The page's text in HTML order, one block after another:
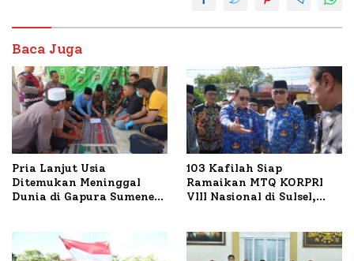
Baca Juga
Pria Lanjut Usia
Ditemukan Meninggal
Dunia di Gapura Sumenep,
103 Kafilah Siap
Ramaikan MTQ KORPRI
VIII Nasional di Sulsel,